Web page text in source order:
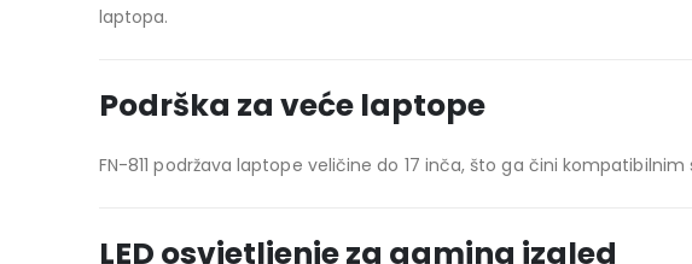
laptopa.
Podrška za veće laptope
FN-811 podržava laptope veličine do 17 inča, što ga čini
LED osvjetljenje za gaming izgled